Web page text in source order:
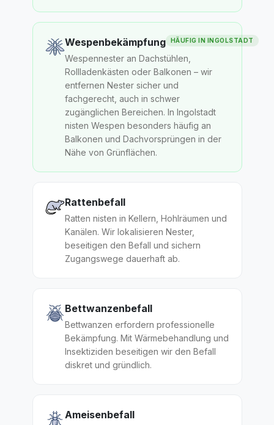
Wespenbekämpfung HÄUFIG IN INGOLSTADT
Wespennester an Dachstühlen,
Rollladenkästen oder Balkonen – wir
entfernen Nester sicher und
fachgerecht, auch in schwer
zugänglichen Bereichen. In Ingolstadt
nisten Wespen besonders häufig an
Balkonen und Dachvorsprüngen in der
Nähe von Grünflächen.
Rattenbefall
Ratten nisten in Kellern, Hohlräumen und
Kanälen. Wir lokalisieren Nester,
beseitigen den Befall und sichern
Zugangswege dauerhaft ab.
Bettwanzenbefall
Bettwanzen erfordern professionelle
Bekämpfung. Mit Wärmebehandlung und
Insektiziden beseitigen wir den Befall
diskret und gründlich.
Ameisenbefall